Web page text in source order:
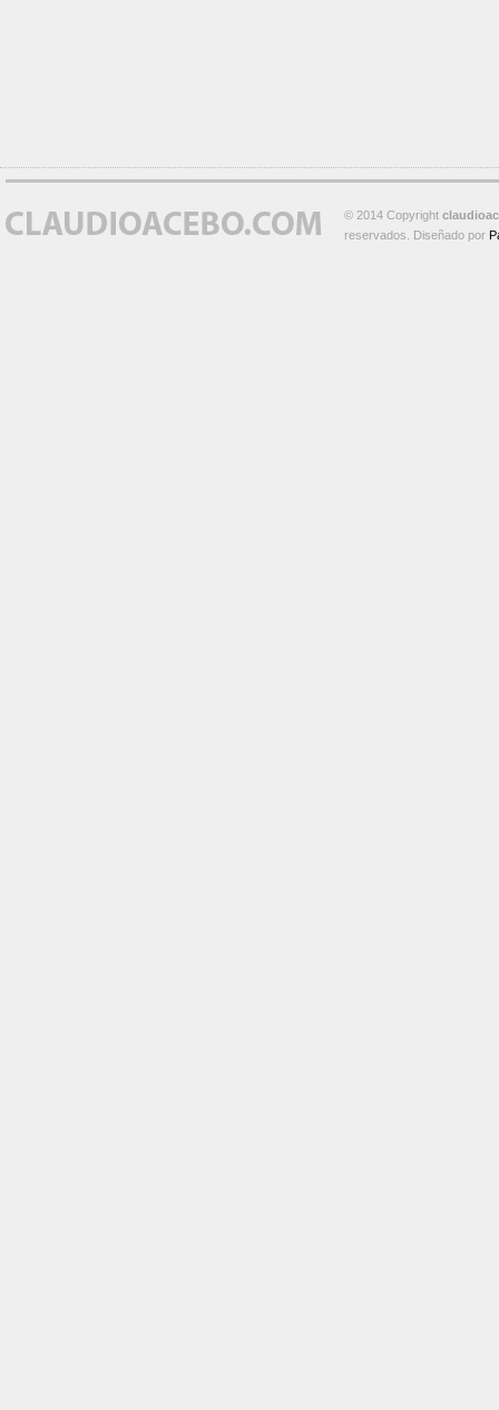
© 2014 Copyright
reservados. Diseñado por